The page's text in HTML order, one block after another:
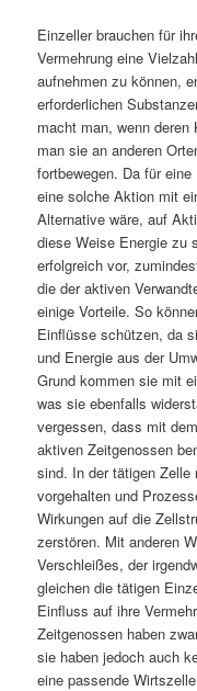
Einzeller brauchen für
Vermehrung eine
aufnehmen zu können,
erforderlichen
macht man, wenn deren
man sie an anderen
fortbewegen. Da für
eine solche Aktion mit
Alternative wäre, auf
diese Weise Energie zu
erfolgreich vor,
die der aktiven
einige Vorteile. So
Einflüsse schützen, da
und Energie aus der
Grund kommen sie mit
was sie ebenfalls
vergessen, dass mit
aktiven Zeitgenossen
sind. In der tätigen
vorgehalten und
Wirkungen auf die
zerstören. Mit anderen
Verschleißes, der
gleichen die tätigen
Einfluss auf ihre
Zeitgenossen haben
sie haben jedoch auch
eine passende